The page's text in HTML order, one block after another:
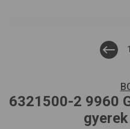
1
6321500-2 9960